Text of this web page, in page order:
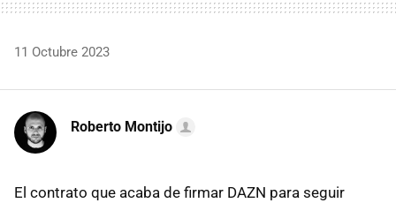
11 Octubre 2023
Roberto Montijo
El contrato que acaba de firmar DAZN para seguir